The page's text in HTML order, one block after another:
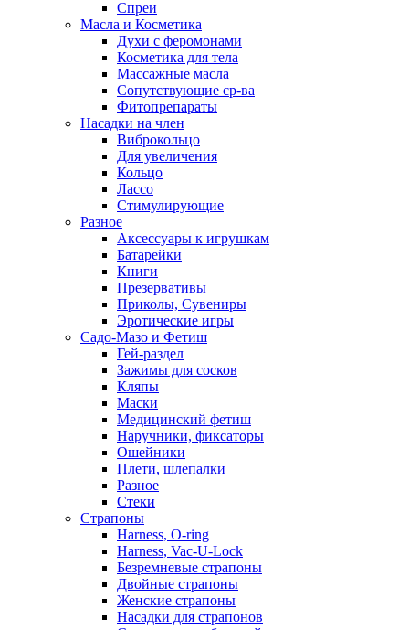
Спреи
Масла и Косметика
Духи с феромонами
Косметика для тела
Массажные масла
Сопутствующие ср-ва
Фитопрепараты
Насадки на член
Виброкольцо
Для увеличения
Кольцо
Лассо
Стимулирующие
Разное
Аксессуары к игрушкам
Батарейки
Книги
Презервативы
Приколы, Сувениры
Эротические игры
Садо-Мазо и Фетиш
Гей-раздел
Зажимы для сосков
Кляпы
Маски
Медицинский фетиш
Наручники, фиксаторы
Ошейники
Плети, шлепалки
Разное
Стеки
Страпоны
Harness, O-ring
Harness, Vac-U-Lock
Безремневые страпоны
Двойные страпоны
Женские страпоны
Насадки для страпонов